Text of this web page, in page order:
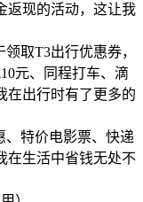
返现的活动，这让我
取T3出行优惠券，
元、同程打车、滴
在出行时有了更多的
、特价电影票、快递
在生活中省钱无处不